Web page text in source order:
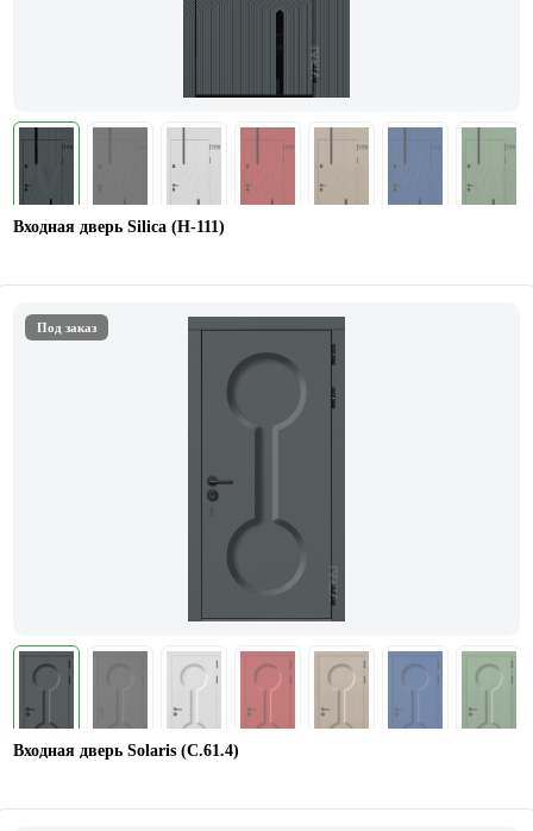
Входная дверь Silica (Н-111)
Под заказ
Входная дверь Solaris (С.61.4)